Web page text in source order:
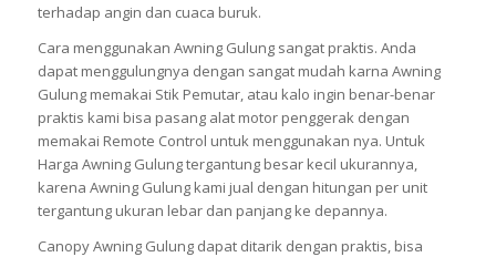
terhadap angin dan cuaca buruk.
Cara menggunakan Awning Gulung sangat praktis. Anda
dapat menggulungnya dengan sangat mudah karna Awning
Gulung memakai Stik Pemutar, atau kalo ingin benar-benar
praktis kami bisa pasang alat motor penggerak dengan
memakai Remote Control untuk menggunakan nya. Untuk
Harga Awning Gulung tergantung besar kecil ukurannya,
karena Awning Gulung kami jual dengan hitungan per unit
tergantung ukuran lebar dan panjang ke depannya.
Canopy Awning Gulung dapat ditarik dengan praktis, bisa